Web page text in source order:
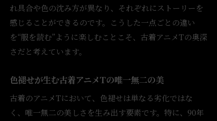
れ具合や色の沈み方が異なり、それぞれにストーリーを
感じることができるのです。こうした一点ごとの違い
を“服を読む”ように楽しむことこそ、古着アニメTの奥深
さだと考えています。
色褪せが生む古着アニメTの唯一無二の美
古着のアニメTにおいて、色褪せは単なる劣化ではな
く、唯一無二の美しさを生み出す要素です。特に、90年